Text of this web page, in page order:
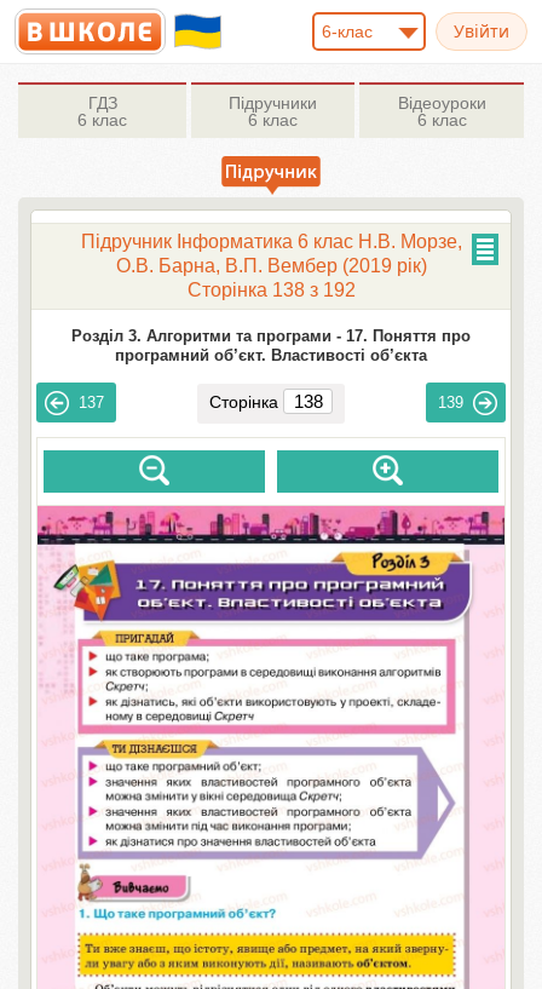
6-клас
ГДЗ
6 клас
Підручники
6 клас
Відеоуроки
6 клас
Підручник Інформатика 6 клас Н.В. Морзе,
О.В. Барна, В.П. Вембер (2019 рік)
Сторінка 138 з 192
Розділ 3. Алгоритми та програми - 17. Поняття про
програмний об’єкт. Властивості об’єкта
137 Сторінка 139